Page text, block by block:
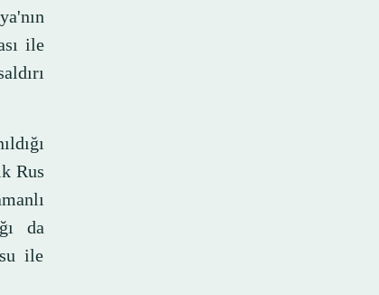
ile
Rus
da
ile